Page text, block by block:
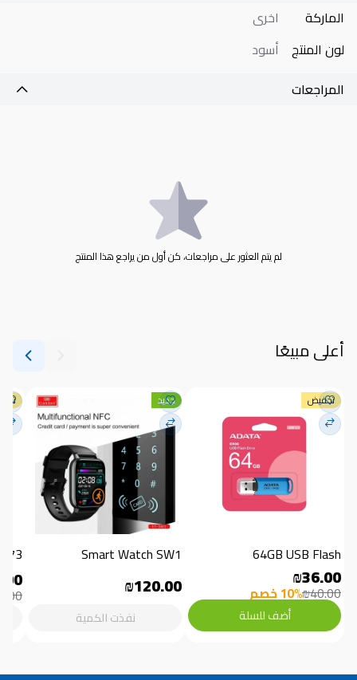
الماركة
اخرى
لون المنتج أسود
المراجعات
لم يتم العثور على مراجعات، كن أول من يراجع هذا المنتج
أعلى مبيعًا
تخفيض
64GB USB Flash
₪36.00
₪40.0010% خصم
أضف للسلة
جديد
Smart Watch SW1
₪120.00
نفذت الكمية